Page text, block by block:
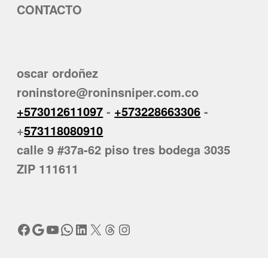
CONTACTO
oscar ordoñez
roninstore@roninsniper.com.co
+573012611097 - +573228663306 -
+573118080910
calle 9 #37a-62 piso tres bodega 3035
ZIP 111611
Facebook
Google
YouTube
WhatsApp
LinkedIn
X Threads
Instagram